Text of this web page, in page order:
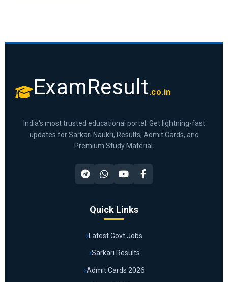
ExamResult .co.in
India's most trusted educational portal. Get lightning-fast
updates for Sarkari Naukri, Results, Admit Cards, and
Premium Study Material.
Quick Links
Latest Govt Jobs
Sarkari Results
Admit Cards 2026